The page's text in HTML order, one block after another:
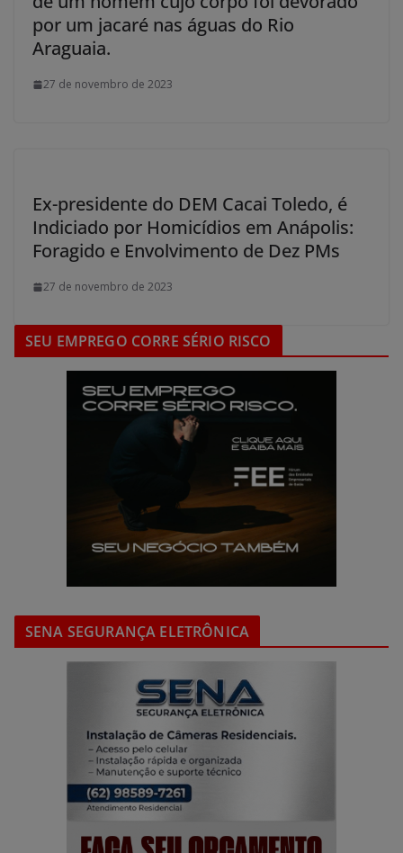
por um jacaré nas águas do Rio
Araguaia.
27 de novembro de 2023
Ex-presidente do DEM Cacai Toledo, é
Indiciado por Homicídios em Anápolis:
Foragido e Envolvimento de Dez PMs
27 de novembro de 2023
SEU EMPREGO CORRE SÉRIO RISCO
SENA SEGURANÇA ELETRÔNICA